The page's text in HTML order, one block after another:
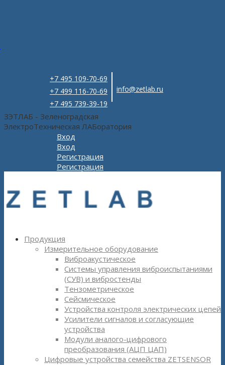
+7 495 109-70-69
+7 499 116-70-69
+7 495 739-39-19
info@zetlab.ru
ЗЭТЛАБ - Зеленоградская
ЭлектроТехническая ЛАБоратория
Вход
Вход
Регистрация
Регистрация
Продукция
Измерительное оборудование
Виброакустическое
Системы управления виброиспытаниями
(СУВ) и вибростенды
Тензометрическое
Сейсмическое
Устройства контроля электрических цепей
Усилители сигналов и согласующие
устройства
Модули аналого-цифрового
преобразования (АЦП ЦАП)
Цифровые устройства семейства ZETSENSOR